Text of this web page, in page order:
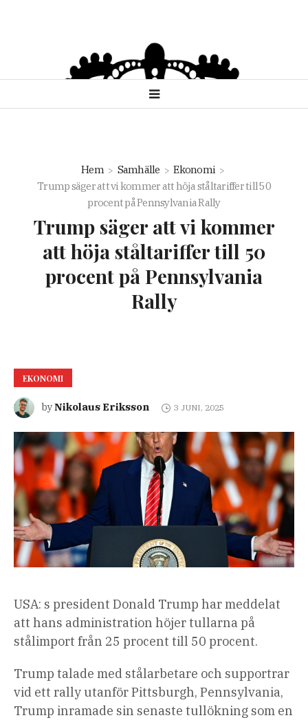
Hem Samhälle
Ekonomi
Trump säger att vi kommer att höja ståltariffer till 50
procent på Pennsylvania Rally
Trump säger att vi kommer
att höja ståltariffer till 50
procent på Pennsylvania
Rally
EKONOMI
byNikolaus Eriksson 3 JUNI, 2025
USA: s president Donald Trump har meddelat
att hans administration höjer tullarna på
stålimport från 25 procent till 50 procent.
Trump talade med stålarbetare och supportrar
vid ett rally utanför Pittsburgh, Pennsylvania,
Trump inramade sin senaste tullökning som en